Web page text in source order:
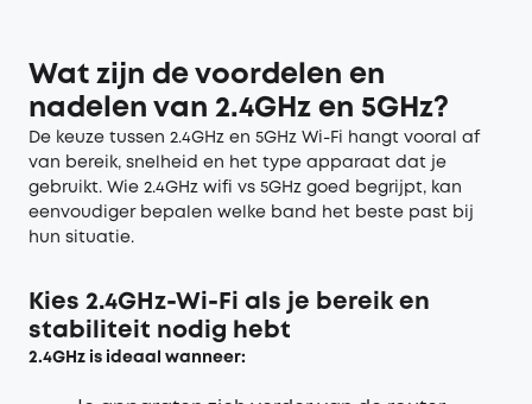
Wat zijn de voordelen en
nadelen van 2.4GHz en 5GHz?
De keuze tussen 2.4GHz en 5GHz Wi-Fi hangt vooral af
van bereik, snelheid en het type apparaat dat je
gebruikt. Wie 2.4GHz wifi vs 5GHz goed begrijpt, kan
eenvoudiger bepalen welke band het beste past bij
hun situatie.
Kies 2.4GHz-Wi-Fi als je bereik en
stabiliteit nodig hebt
2.4GHz is ideaal wanneer: